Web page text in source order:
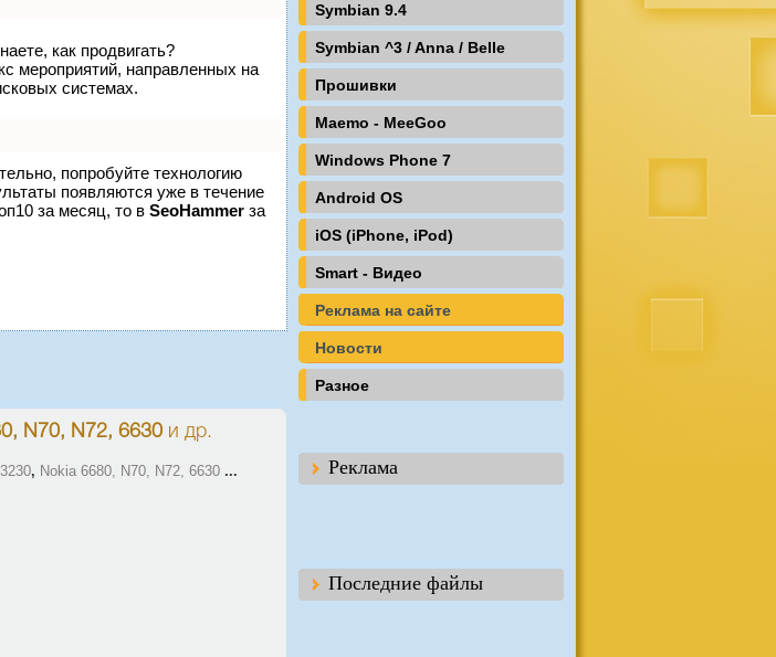
как продвигать?
мероприятий, направленных на
системах.
попробуйте технологию
появляются уже в течение
за месяц, то в SeoHammer за
N70, N72, 6630и др.
, Nokia 6680, N70, N72, 6630 ...
Symbian 9.4
Symbian ^3 / Anna / Belle
Прошивки
Maemo - MeeGoo
Windows Phone 7
Android OS
iOS (iPhone, iPod)
Smart - Видео
Реклама на сайте
Новости
Разное
Реклама
Последние файлы